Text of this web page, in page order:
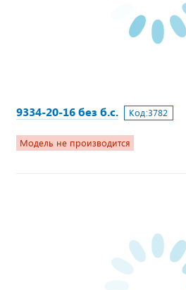
9334-20-16 без б.с. Код:3782
Модель не производится